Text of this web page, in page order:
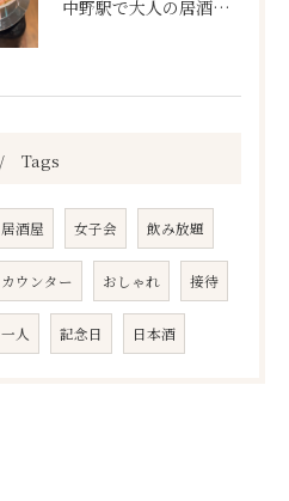
中野駅で大人の居酒屋をお探しならぜひワラテルへ！
Tags
居酒屋 女子会 飲み放題
カウンター おしゃれ 接待
一人 記念日 日本酒